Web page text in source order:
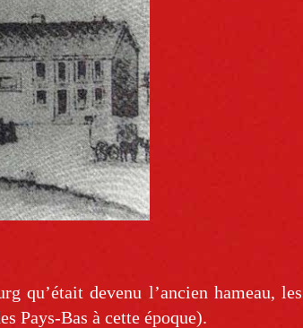
qu’était devenu l’ancien hameau, les
Pays-Bas à cette époque).